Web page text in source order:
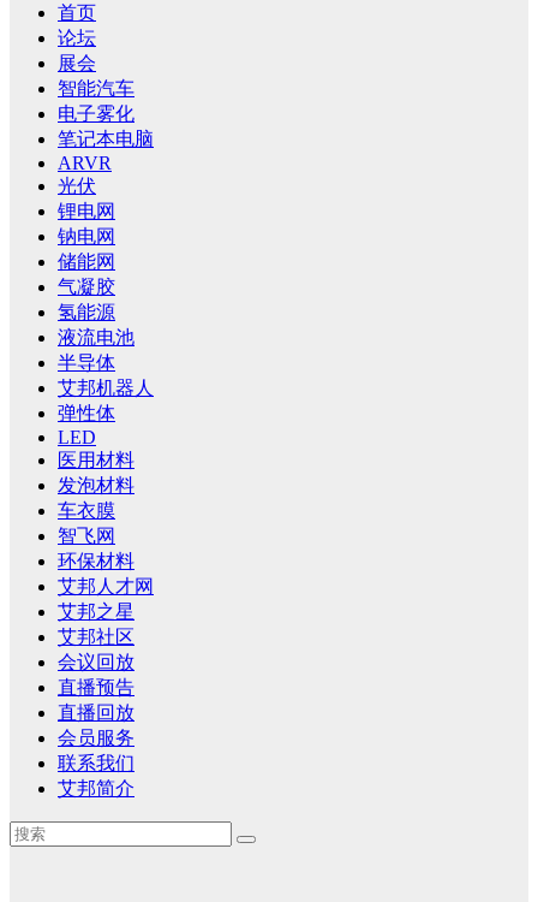
首页
论坛
展会
智能汽车
电子雾化
笔记本电脑
ARVR
光伏
锂电网
钠电网
储能网
气凝胶
氢能源
液流电池
半导体
艾邦机器人
弹性体
LED
医用材料
发泡材料
车衣膜
智飞网
环保材料
艾邦人才网
艾邦之星
艾邦社区
会议回放
直播预告
直播回放
会员服务
联系我们
艾邦简介